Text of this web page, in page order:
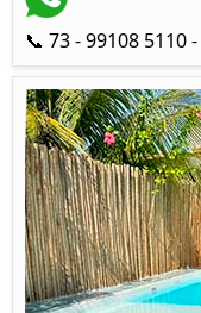
📞 73 - 99108 5110 -